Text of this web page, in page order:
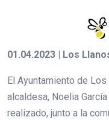
01.04.2023 | Los
El Ayuntamiento de
alcaldesa, Noelia
realizado, junto a la